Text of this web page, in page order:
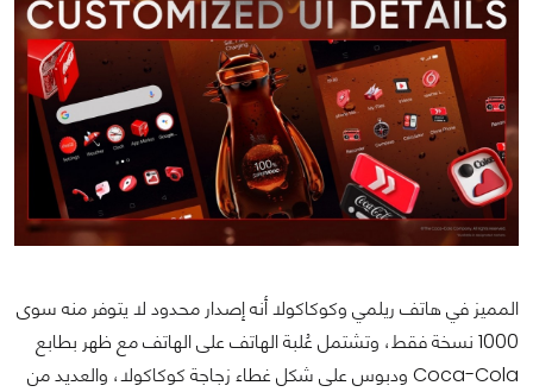
المميز في هاتف ريلمي وكوكاكولا أنه إصدار محدود لا يتوفر منه سوى
1000 نسخة فقط، وتشتمل عُلبة الهاتف على الهاتف مع ظهر بطابع
Coca-Cola ودبوس على شكل غطاء زجاجة كوكاكولا، والعديد من